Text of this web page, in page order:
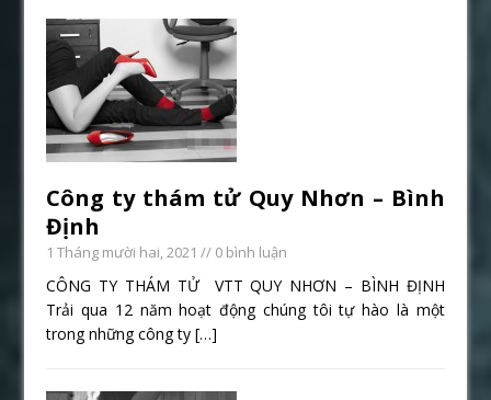
Công ty thám tử Quy Nhơn – Bình
Định
1 Tháng mười hai, 2021 // 0 bình luận
CÔNG TY THÁM TỬ VTT QUY NHƠN – BÌNH ĐỊNH
Trải qua 12 năm hoạt động chúng tôi tự hào là một
trong những công ty[…]